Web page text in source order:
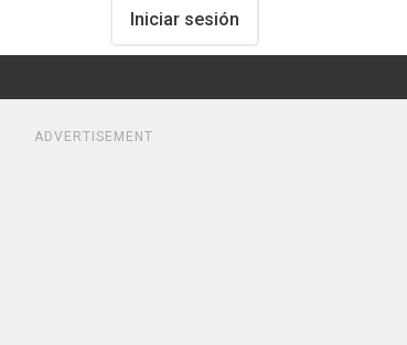
Iniciar sesión
ADVERTISEMENT